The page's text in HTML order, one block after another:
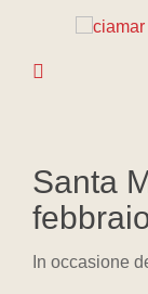
Santa
In occasione